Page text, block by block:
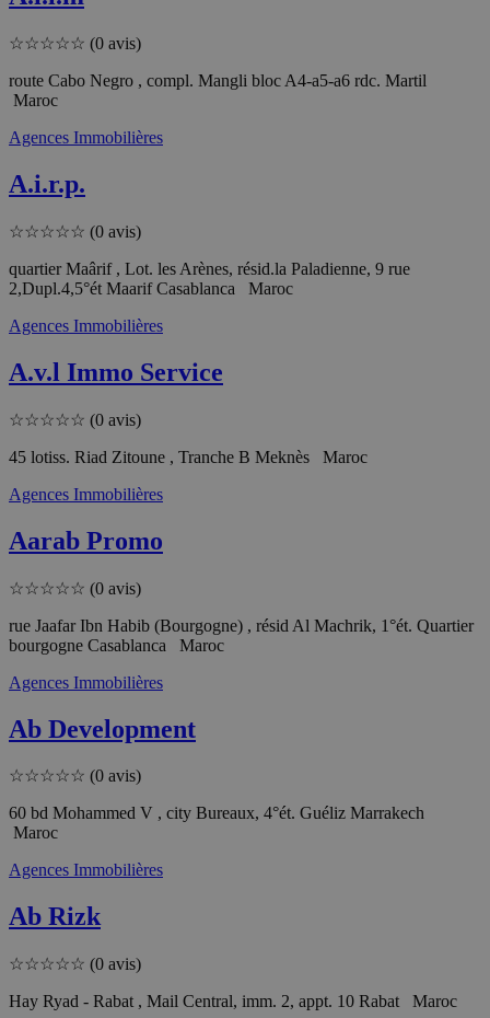
☆☆☆☆☆ (0 avis)
route Cabo Negro , compl. Mangli bloc A4-a5-a6 rdc. Martil
Maroc
Agences Immobilières
A.i.r.p.
☆☆☆☆☆ (0 avis)
quartier Maârif , Lot. les Arènes, résid.la Paladienne, 9 rue
2,Dupl.4,5°ét Maarif Casablanca Maroc
Agences Immobilières
A.v.l Immo Service
☆☆☆☆☆ (0 avis)
45 lotiss. Riad Zitoune , Tranche B Meknès Maroc
Agences Immobilières
Aarab Promo
☆☆☆☆☆ (0 avis)
rue Jaafar Ibn Habib (Bourgogne) , résid Al Machrik, 1°ét. Quartier
bourgogne Casablanca Maroc
Agences Immobilières
Ab Development
☆☆☆☆☆ (0 avis)
60 bd Mohammed V , city Bureaux, 4°ét. Guéliz Marrakech
Maroc
Agences Immobilières
Ab Rizk
☆☆☆☆☆ (0 avis)
Hay Ryad - Rabat , Mail Central, imm. 2, appt. 10 Rabat Maroc